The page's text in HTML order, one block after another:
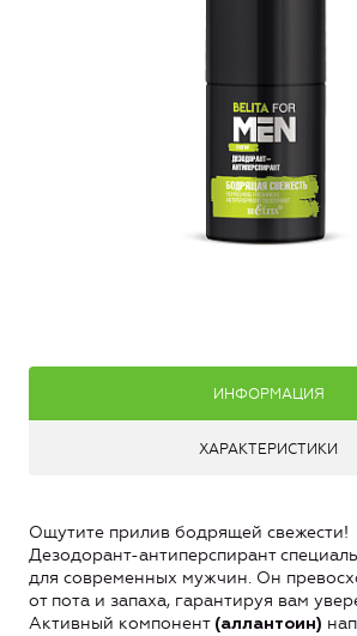
ИНФОРМАЦИЯ
ХАРАКТЕРИСТИКИ
Ощутите прилив бодрящей свежести!
Дезодорант-антиперспирант
для современных мужчин. Он
от пота и запаха, гарантируя вам
Активный компонент (аллантоин)